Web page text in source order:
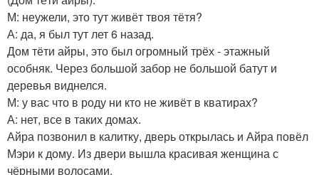
М: неужели, это тут живёт твоя тётя?
А: да, я был тут лет 6 назад.
Дом тёти айры, это был огромный трёх - этажный
особняк. Через большой забор не большой батут и
деревья виднелся.
М: у вас что в роду ни кто не живёт в кватирах?
А: нет, все в таких домах.
Айра позвонил в калитку, дверь открылась и Айра повёл
Мэри к дому. Из двери вышла красивая женщина с
чёрными волосами.